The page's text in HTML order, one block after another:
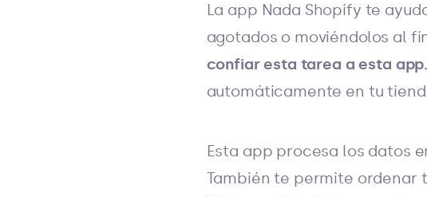
La app Nada Shopify te
agotados o moviéndolos al
confiar esta tarea a esta app.
automáticamente en tu
Esta app procesa los datos
También te permite ordenar